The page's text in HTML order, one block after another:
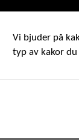
uppkopplade
Vi bjuder på
typ av kakor